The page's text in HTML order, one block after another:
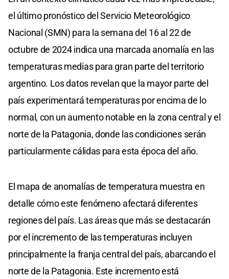
el último pronóstico del Servicio Meteorológico
Nacional (SMN) para la semana del 16 al 22 de
octubre de 2024 indica una marcada anomalía en las
temperaturas medias para gran parte del territorio
argentino. Los datos revelan que la mayor parte del
país experimentará temperaturas por encima de lo
normal, con un aumento notable en la zona central y el
norte de la Patagonia, donde las condiciones serán
particularmente cálidas para esta época del año.
El mapa de anomalías de temperatura muestra en
detalle cómo este fenómeno afectará diferentes
regiones del país. Las áreas que más se destacarán
por el incremento de las temperaturas incluyen
principalmente la franja central del país, abarcando el
norte de la Patagonia. Este incremento está